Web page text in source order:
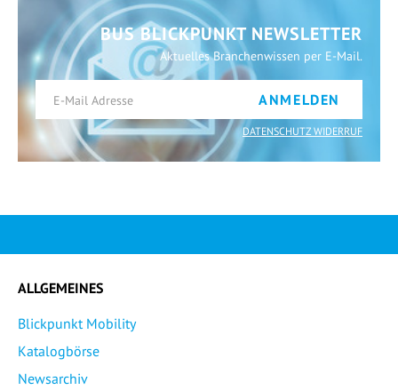
BUS BLICKPUNKT NEWSLETTER
Aktuelles Branchenwissen per E-Mail.
ANMELDEN
DATENSCHUTZ WIDERRUF
ALLGEMEINES
Blickpunkt Mobility
Katalogbörse
Newsarchiv